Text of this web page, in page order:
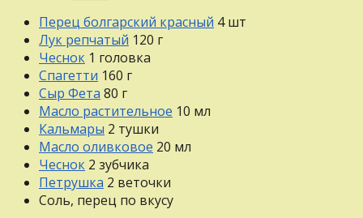
Перец болгарский красный 4шт
Лук репчатый 120 г
Чеснок 1 головка
Спагетти 160 г
Сыр Фета 80 г
Масло растительное 10 мл
Кальмары 2 тушки
Масло оливковое 20 мл
Чеснок 2 зубчика
Петрушка 2 веточки
Соль, перец по вкусу